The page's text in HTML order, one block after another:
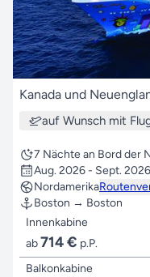
Kanada und
auf Wunsch mit
7 Nächte an Bord der
Aug. 2026 - Sept. 2026
Nordamerika
Boston → Boston
Innenkabine
ab714 € p.P.
Balkonkabine